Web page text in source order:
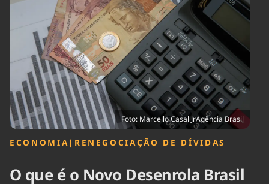
Agronegócios
Brasil Mineral
Ciência &
Tecnologia
Cinema
Comportamento
Cultura
Economia
Educação
Infraestrutura
Internacional
Meio Ambiente
Podcast
Política
Saúde
Tempo
Foto: Marcello Casal JrAgência Brasil
ECONOMIA | RENEGOCIAÇÃO DE DÍVIDAS
O que é o Novo Desenrola Brasil